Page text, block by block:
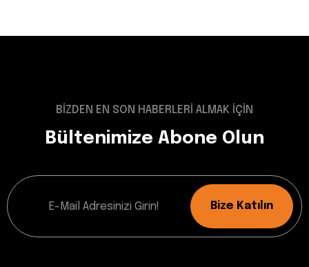
BİZDEN EN SON HABERLERİ ALMAK İÇİN
Bültenimize Abone Olun
Bize Katılın